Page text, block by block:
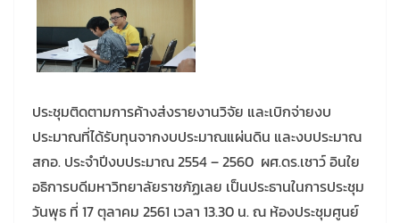
ประชุมติดตามการค้างส่งรายงานวิจัย และเบิกจ่ายงบ
ประมาณที่ได้รับทุนจากงบประมาณแผ่นดิน และงบประมาณ
สกอ. ประจำปีงบประมาณ 2554 – 2560 ผศ.ดร.เชาว์ อินใย
อธิการบดีมหาวิทยาลัยราชภัฏเลย เป็นประธานในการประชุม
วันพุธ ที่ 17 ตุลาคม 2561 เวลา 13.30 น. ณ ห้องประชุมศูนย์